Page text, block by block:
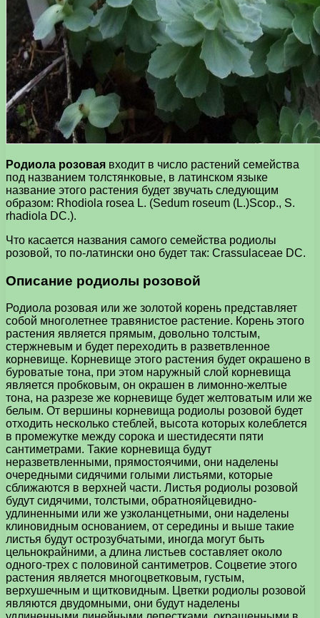
Родиола розовая входит в число растений семейства
под названием толстянковые, в латинском языке
название этого растения будет звучать следующим
образом: Rhodiola rosea L. (Sedum roseum (L.)Scop., S.
rhadiola DC.).
Что касается названия самого семейства родиолы
розовой, то по-латински оно будет так: Crassulaceae DC.
Описание родиолы розовой
Родиола розовая или же золотой корень представляет
собой многолетнее травянистое растение. Корень этого
растения является прямым, довольно толстым,
стержневым и будет переходить в разветвленное
корневище. Корневище этого растения будет окрашено в
буроватые тона, при этом наружный слой корневища
является пробковым, он окрашен в лимонно-желтые
тона, на разрезе же корневище будет желтоватым или же
белым. От вершины корневища родиолы розовой будет
отходить несколько стеблей, высота которых колеблется
в промежутке между сорока и шестидесяти пяти
сантиметрами. Такие корневища будут
неразветвленными, прямостоячими, они наделены
очередными сидячими голыми листьями, которые
сближаются в верхней части. Листья родиолы розовой
будут сидячими, толстыми, обратнояйцевидно-
удлиненными или же узколанцетными, они наделены
клиновидным основанием, от середины и выше такие
листья будут острозубчатыми, иногда могут быть
цельнокрайними, а длина листьев составляет около
одного-трех с половиной сантиметров. Соцветие этого
растения является многоцветковым, густым,
верхушечным и щитковидным. Цветки родиолы розовой
являются двудомными, они будут наделены